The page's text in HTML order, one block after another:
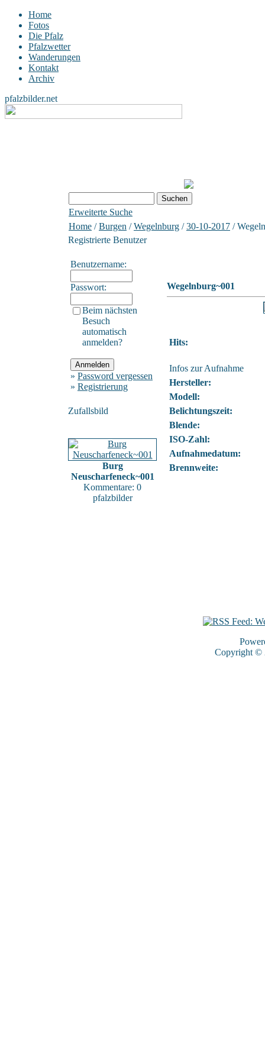
Home
Fotos
Die Pfalz
Pfalzwetter
Wanderungen
Kontakt
Archiv
pfalzbilder.net
Erweiterte Suche
Home /Burgen /Wegelnburg /30-10-2017 /
Registrierte Benutzer
Benutzername:
Passwort:
Beim nächsten
Besuch
automatisch
anmelden?
» Password vergessen
» Registrierung
Zufallsbild
Burg
Neuscharfeneck~001
Kommentare: 0
pfalzbilder
Wegelnburg~001
Hits:
Infos zur Aufnahme
Hersteller:
Modell:
Belichtungszeit:
Blende:
ISO-Zahl:
Aufnahmedatum:
Brennweite:
Copyright ©